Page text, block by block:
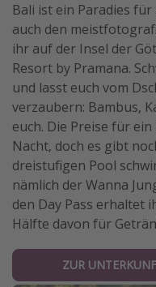
Bali ist ein Paradies
auch den
ihr auf der Insel der
Resort by Pramana.
und lasst euch vom
verzaubern: Bambus,
euch. Die Preise für
Nacht, doch es gibt
dreistufigen Pool
nämlich der Wanna
den Day Pass erhaltet
Hälfte davon für
ZUR